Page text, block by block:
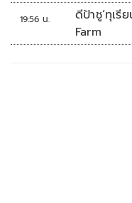
19:56 น.
ดีป้าชู‘ทุเรี
Farm